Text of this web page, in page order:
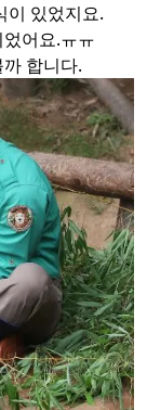
이 있었지요.
어요.ㅠㅠ
합니다.